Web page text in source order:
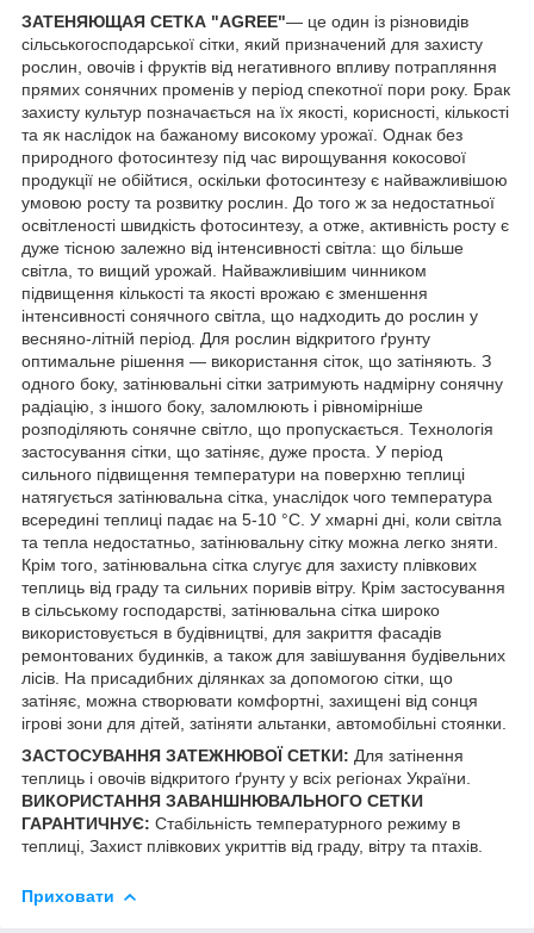
ЗАТЕНЯЮЩАЯ СЕТКА "AGREE"— це один із різновидів
сільськогосподарської сітки, який призначений для захисту
рослин, овочів і фруктів від негативного впливу потрапляння
прямих сонячних променів у період спекотної пори року. Брак
захисту культур позначається на їх якості, корисності, кількості
та як наслідок на бажаному високому урожаї. Однак без
природного фотосинтезу під час вирощування кокосової
продукції не обійтися, оскільки фотосинтезу є найважливішою
умовою росту та розвитку рослин. До того ж за недостатньої
освітленості швидкість фотосинтезу, а отже, активність росту є
дуже тісною залежно від інтенсивності світла: що більше
світла, то вищий урожай. Найважливішим чинником
підвищення кількості та якості врожаю є зменшення
інтенсивності сонячного світла, що надходить до рослин у
весняно-літній період. Для рослин відкритого ґрунту
оптимальне рішення — використання сіток, що затіняють. З
одного боку, затінювальні сітки затримують надмірну сонячну
радіацію, з іншого боку, заломлюють і рівномірніше
розподіляють сонячне світло, що пропускається. Технологія
застосування сітки, що затіняє, дуже проста. У період
сильного підвищення температури на поверхню теплиці
натягується затінювальна сітка, унаслідок чого температура
всередині теплиці падає на 5-10 °C. У хмарні дні, коли світла
та тепла недостатньо, затінювальну сітку можна легко зняти.
Крім того, затінювальна сітка слугує для захисту плівкових
теплиць від граду та сильних поривів вітру. Крім застосування
в сільському господарстві, затінювальна сітка широко
використовується в будівництві, для закриття фасадів
ремонтованих будинків, а також для завішування будівельних
лісів. На присадибних ділянках за допомогою сітки, що
затіняє, можна створювати комфортні, захищені від сонця
ігрові зони для дітей, затіняти альтанки, автомобільні стоянки.
ЗАСТОСУВАННЯ ЗАТЕЖНЮВОЇ СЕТКИ: Для затінення
теплиць і овочів відкритого ґрунту у всіх регіонах України.
ВИКОРИСТАННЯ ЗАВАНШНЮВАЛЬНОГО СЕТКИ
ГАРАНТИЧНУЄ: Стабільність температурного режиму в
теплиці, Захист плівкових укриттів від граду, вітру та птахів.
Приховати